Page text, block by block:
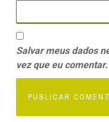
Salvar meus dados
vez que eu comentar.